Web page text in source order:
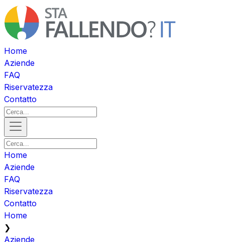
Home
Aziende
FAQ
Riservatezza
Contatto
Home
Aziende
FAQ
Riservatezza
Contatto
Home
❯
Aziende